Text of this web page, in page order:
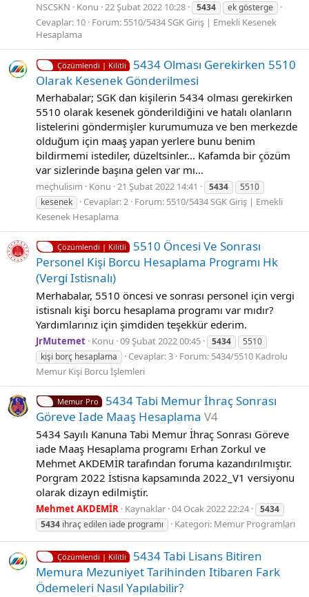
NSCSKN Konu 22 Şubat 2022 10:28 5434 ek gösterge
Cevaplar: 10 Forum: 5510/5434 SGK Giriş | Emekli Kesenek
Hesaplama
Çözümlendi | Kilitli
5434 Olması Gerekirken 5510
Olarak Kesenek Gönderilmesi
Merhabalar; SGK dan kişilerin 5434 olması gerekirken
5510 olarak kesenek gönderildiğini ve hatalı olanların
listelerini göndermişler kurumumuza ve ben merkezde
olduğum için maaş yapan yerlere bunu benim
bildirmemi istediler, düzeltsinler... Kafamda bir çözüm
var sizlerinde başına gelen var mı...
meçhulisim Konu 21 Şubat 2022 14:41 5434
5510
kesenek
Cevaplar: 2 Forum: 5510/5434 SGK Giriş | Emekli
Kesenek Hesaplama
Çözümlendi | Kilitli
5510 Öncesi Ve Sonrası
Personel Kişi Borcu Hesaplama Programı Hk
(Vergi Istisnalı)
Merhabalar, 5510 öncesi ve sonrası personel için vergi
istisnalı kişi borcu hesaplama programı var mıdır?
Yardımlarınız için şimdiden teşekkür ederim.
JrMutemet Konu 09 Şubat 2022 00:45 5434
5510
kişi borç hesaplama
Cevaplar: 3 Forum: 5434/5510 Kadrolu
Memur Kişi Borcu İşlemleri
Memur Pro
5434 Tabi Memur İhraç Sonrası
Göreve Iade Maaş Hesaplama V4
5434 Sayılı Kanuna Tabi Memur İhraç Sonrası Göreve
iade Maaş Hesaplama programı Erhan Zorkul ve
Mehmet AKDEMİR tarafından foruma kazandırılmıştır.
Porgram 2022 İstisna kapsamında 2022_V1 versiyonu
olarak dizayn edilmiştir.
Mehmet AKDEMİR Kaynaklar 04 Ocak 2022 22:24
5434
5434 ihraç edilen iade programı Kategori: Memur Programları
Çözümlendi | Kilitli
5434 Tabi Lisans Bitiren
Memura Mezuniyet Tarihinden Itibaren Fark
Ödemeleri Nasıl Yapılabilir?